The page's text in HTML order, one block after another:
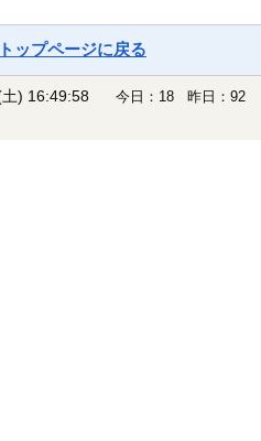
ップページに戻る
) 16:49:58
今日：18 昨日：92